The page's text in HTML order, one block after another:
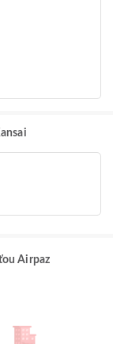
Airpaz